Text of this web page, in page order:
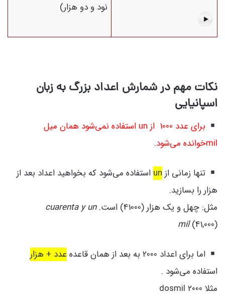
نود و دو هزار)
نکات مهم در شمارش اعداد بزرگ به زبان
اسپانیایی
برای عدد 1000 از un استفاده نمی‌شود همان میل
milخوانده می‌شود.
تنها زمانی از un استفاده می‌شود که بخواهید اعداد بعد از
هزار را بسازید.
مثل: چهل و یک هزار (41000) است.
cuarenta y un
mil(41,000)
اما برای اعداد 2000 به بعد از همان قاعده
عدد + هزار
استفاده می‌شود .
مثلا 2000 dosmil